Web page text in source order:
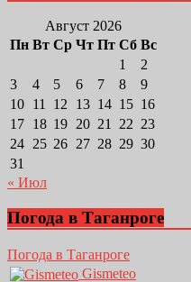
Август 2026
Пн Вт Ср Чт Пт Сб Вс
1
2
3
4 5 6 7 8
9
10 11 12 13 14 15 16
17 18 19 20 21 22 23
24 25 26 27 28 29 30
31
« Июл
Погода в Таганроге
Погода в Таганроге
Gismeteo